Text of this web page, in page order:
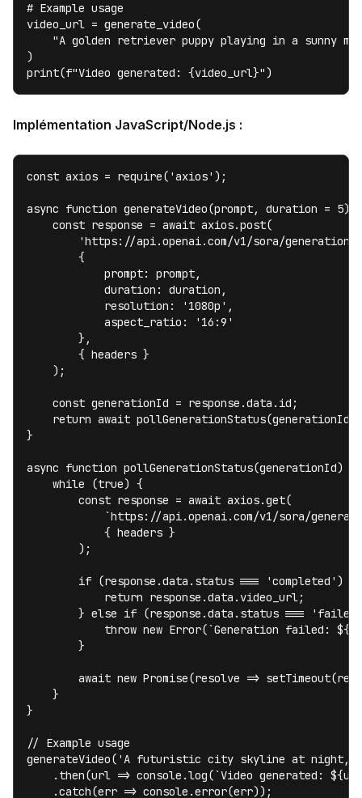
# Example usage
video_url = generate_video(
"A golden retriever puppy playing in a sunny
)
print(f"Video generated: {video_url}")
Implémentation JavaScript/Node.js :
const axios = require('axios');
async function generateVideo(prompt, duration = 5) {
    const response = await axios.post(
'https://api.openai.com/v1/sora/
        {
            prompt: prompt,
            duration: duration,
            resolution: '1080p',
            aspect_ratio: '16:9'
        },
        { headers }
    );
    const generationId = response.data.id;
    return await pollGenerationStatus(generationId);
}
async function pollGenerationStatus(generationId) {
    while (true) {
        const response = await axios.get(
`https://api.openai.com/v1/sora/
            { headers }
        );
        if (response.data.status === 'completed') {
            return response.data.video_url;
} else if (response.data.status ===
throw new Error(`Generation failed:
        }
await new Promise(resolve =>
    }
}
// Example usage
generateVideo('A futuristic city skyline at night,
.then(url => console.log(`Video generated:
    .catch(err => console.error(err));